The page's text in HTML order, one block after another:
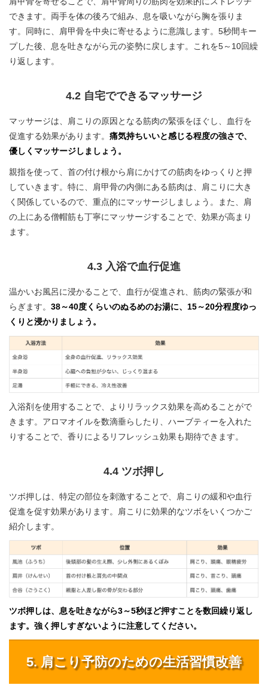
できます。両手を体の後ろで組み、息を吸いながら胸を張りま
す。同時に、肩甲骨を中央に寄せるように意識します。5秒間キー
プした後、息を吐きながら元の姿勢に戻します。これを5～10回繰
り返します。
4.2 自宅でできるマッサージ
マッサージは、肩こりの原因となる筋肉の緊張をほぐし、血行を
促進する効果があります。 痛気持ちいいと感じる程度の強さで、
優しくマッサージしましょう。
親指を使って、首の付け根から肩にかけての筋肉をゆっくりと押
していきます。特に、肩甲骨の内側にある筋肉は、肩こりに大き
く関係しているので、重点的にマッサージしましょう。また、肩
の上にある僧帽筋も丁寧にマッサージすることで、効果が高まり
ます。
4.3 入浴で血行促進
温かいお風呂に浸かることで、血行が促進され、筋肉の緊張が和
らぎます。 38～40度くらいのぬるめのお湯に、15～20分程度ゆっ
くりと浸かりましょう。
入浴剤を使用することで、よりリラックス効果を高めることがで
きます。アロマオイルを数滴垂らしたり、ハーブティーを入れた
りすることで、香りによるリフレッシュ効果も期待できます。
4.4 ツボ押し
ツボ押しは、特定の部位を刺激することで、肩こりの緩和や血行
促進を促す効果があります。肩こりに効果的なツボをいくつかご
紹介します。
ツボ押しは、息を吐きながら3～5秒ほど押すことを数回繰り返し
ます。強く押しすぎないように注意してください。
5. 肩こり予防のための生活習慣改善